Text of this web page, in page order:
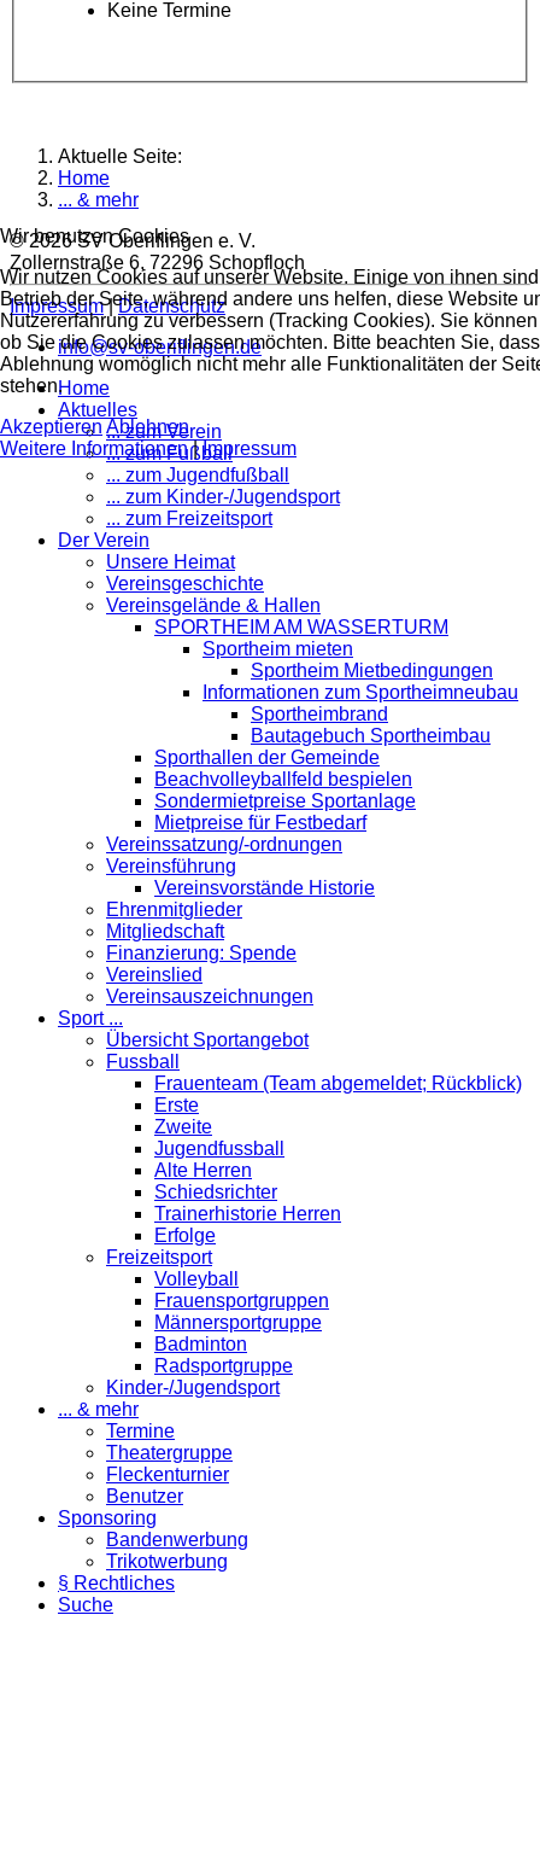
Keine Termine
Aktuelle Seite:
Home
... & mehr
© 2026 SV Oberiflingen e. V.
Zollernstraße 6, 72296 Schopfloch
Impressum|Datenschutz
info@sv-oberiflingen.de
Home
Aktuelles
... zum Verein
... zum Fußball
... zum Jugendfußball
... zum Kinder-/Jugendsport
... zum Freizeitsport
Der Verein
Unsere Heimat
Vereinsgeschichte
Vereinsgelände & Hallen
SPORTHEIM AM WASSERTURM
Sportheim mieten
Sportheim Mietbedingungen
Informationen zum Sportheimneubau
Sportheimbrand
Bautagebuch Sportheimbau
Sporthallen der Gemeinde
Beachvolleyballfeld bespielen
Sondermietpreise Sportanlage
Mietpreise für Festbedarf
Vereinssatzung/-ordnungen
Vereinsführung
Vereinsvorstände Historie
Ehrenmitglieder
Mitgliedschaft
Finanzierung: Spende
Vereinslied
Vereinsauszeichnungen
Sport ...
Übersicht Sportangebot
Fussball
Frauenteam (Team abgemeldet; Rückblick)
Erste
Zweite
Jugendfussball
Alte Herren
Schiedsrichter
Trainerhistorie Herren
Erfolge
Freizeitsport
Volleyball
Frauensportgruppen
Männersportgruppe
Badminton
Radsportgruppe
Kinder-/Jugendsport
... & mehr
Termine
Theatergruppe
Fleckenturnier
Benutzer
Sponsoring
Bandenwerbung
Trikotwerbung
§ Rechtliches
Suche
Wir benutzen Cookies
Wir nutzen Cookies auf unserer Website. Einige von ihnen
Betrieb der Seite, während andere uns helfen, diese Website
Nutzererfahrung zu verbessern (Tracking Cookies). Sie
ob Sie die Cookies zulassen möchten. Bitte beachten Sie,
Ablehnung womöglich nicht mehr alle Funktionalitäten der
stehen.
Akzeptieren Ablehnen
Weitere Informationen|Impressum